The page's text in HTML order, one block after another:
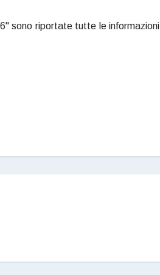
sono riportate tutte le informazioni